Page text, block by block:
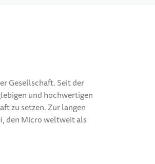
Gesellschaft. Seit der
und hochwertigen
zu setzen. Zur langen
den Micro weltweit als